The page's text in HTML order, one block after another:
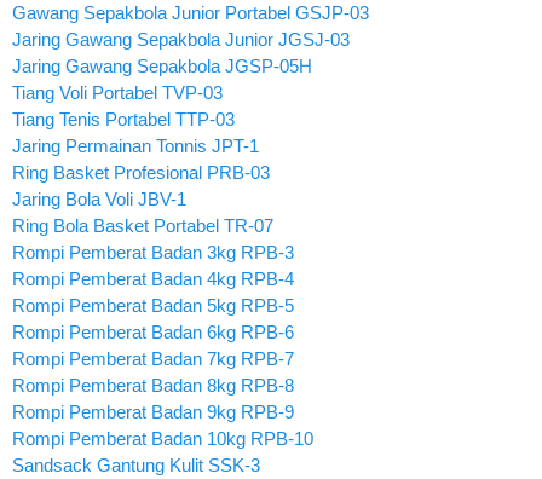
Gawang Sepakbola Junior Portabel GSJP-03
Jaring Gawang Sepakbola Junior JGSJ-03
Jaring Gawang Sepakbola JGSP-05H
Tiang Voli Portabel TVP-03
Tiang Tenis Portabel TTP-03
Jaring Permainan Tonnis JPT-1
Ring Basket Profesional PRB-03
Jaring Bola Voli JBV-1
Ring Bola Basket Portabel TR-07
Rompi Pemberat Badan 3kg RPB-3
Rompi Pemberat Badan 4kg RPB-4
Rompi Pemberat Badan 5kg RPB-5
Rompi Pemberat Badan 6kg RPB-6
Rompi Pemberat Badan 7kg RPB-7
Rompi Pemberat Badan 8kg RPB-8
Rompi Pemberat Badan 9kg RPB-9
Rompi Pemberat Badan 10kg RPB-10
Sandsack Gantung Kulit SSK-3